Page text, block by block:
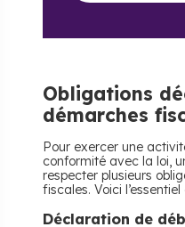
​Obligations
démarches
Pour exercer une
conformité avec la loi,
respecter plusieurs
fiscales. Voici
​Déclaration de